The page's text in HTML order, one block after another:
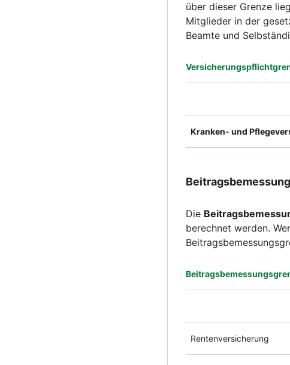
über dieser Grenze
Mitglieder in der
Beamte und
Kranken- und
Die
berechnet werden.
Rentenversicherung